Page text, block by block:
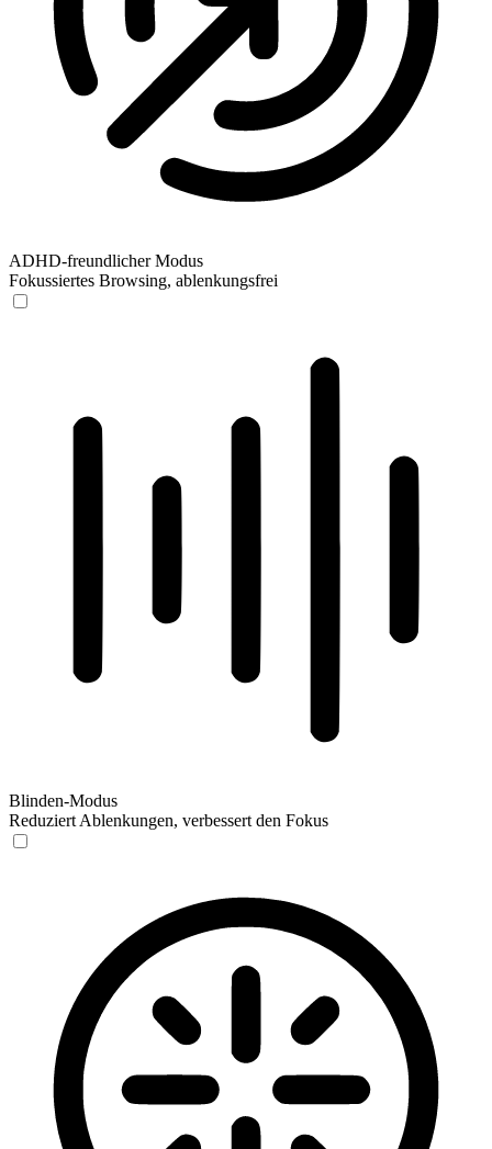
ADHD-freundlicher Modus
Fokussiertes Browsing, ablenkungsfrei
Blinden-Modus
Reduziert Ablenkungen, verbessert den Fokus